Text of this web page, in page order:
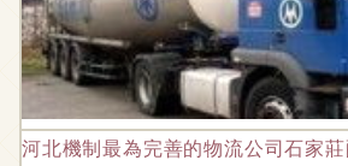
河北機制最為完善的物流公司石家莊